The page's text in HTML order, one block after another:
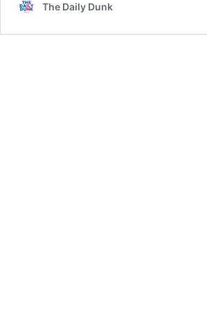
The Daily Dunk